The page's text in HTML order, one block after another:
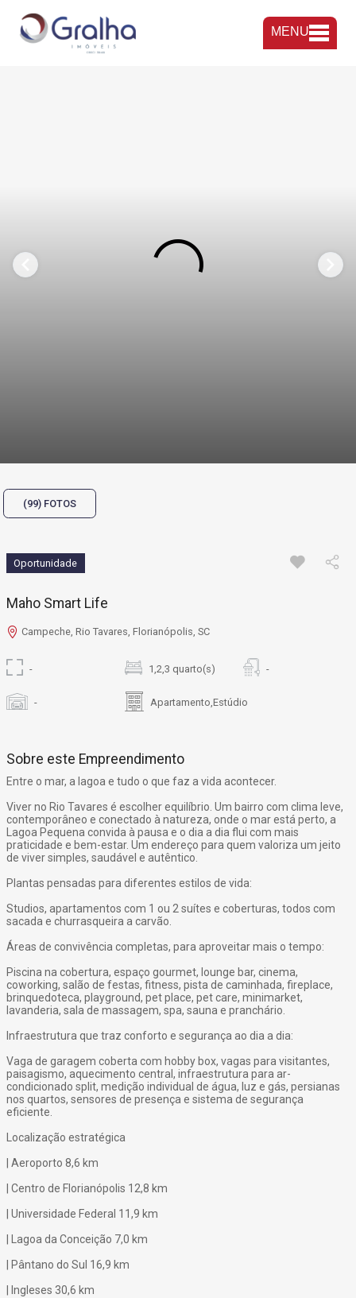
MENU
(99) FOTOS
Oportunidade
Maho Smart Life
Campeche, Rio Tavares, Florianópolis, SC
- 1,2,3 quarto(s) -
- Apartamento,Estúdio
Sobre este Empreendimento
Entre o mar, a lagoa e tudo o que faz a vida acontecer.
Viver no Rio Tavares é escolher equilíbrio. Um bairro com clima leve,
contemporâneo e conectado à natureza, onde o mar está perto, a
Lagoa Pequena convida à pausa e o dia a dia flui com mais
praticidade e bem-estar. Um endereço para quem valoriza um jeito
de viver simples, saudável e autêntico.
Plantas pensadas para diferentes estilos de vida:
Studios, apartamentos com 1 ou 2 suítes e coberturas, todos com
sacada e churrasqueira a carvão.
Áreas de convivência completas, para aproveitar mais o tempo:
Piscina na cobertura, espaço gourmet, lounge bar, cinema,
coworking, salão de festas, fitness, pista de caminhada, fireplace,
brinquedoteca, playground, pet place, pet care, minimarket,
lavanderia, sala de massagem, spa, sauna e pranchário.
Infraestrutura que traz conforto e segurança ao dia a dia:
Vaga de garagem coberta com hobby box, vagas para visitantes,
paisagismo, aquecimento central, infraestrutura para ar-
condicionado split, medição individual de água, luz e gás, persianas
nos quartos, sensores de presença e sistema de segurança
eficiente.
Localização estratégica
| Aeroporto 8,6 km
| Centro de Florianópolis 12,8 km
| Universidade Federal 11,9 km
| Lagoa da Conceição 7,0 km
| Pântano do Sul 16,9 km
| Ingleses 30,6 km